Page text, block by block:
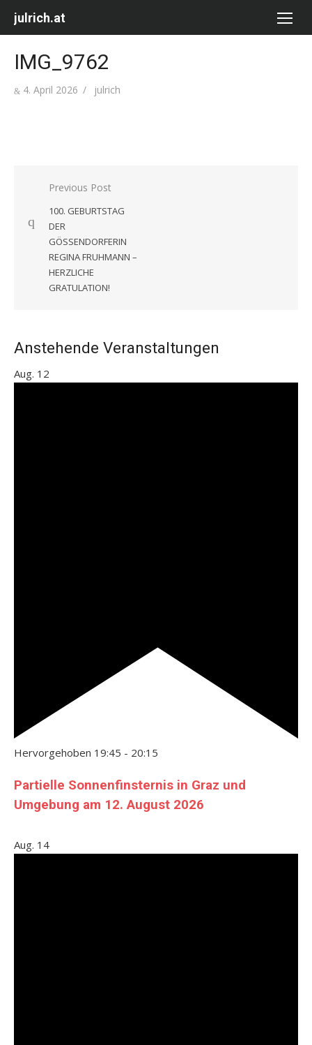
julrich.at
IMG_9762
Posted
4. April 2026 Author
julrich
Beitragsnavigation
Previous Post
100. GEBURTSTAG
DER
GÖSSENDORFERIN
REGINA FRUHMANN –
HERZLICHE
GRATULATION!
Anstehende Veranstaltungen
Aug. 12
Hervorgehoben 19:45 - 20:15
Partielle Sonnenfinsternis in Graz und
Umgebung am 12. August 2026
Aug. 14